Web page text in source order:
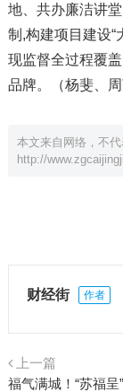
地、共办廉洁讲
制,构建项目建设“
现监督全过程覆
品牌。（杨斐、周
本文来自网络，不
http://
财经街 作者
上一篇
福气满城！“苏福